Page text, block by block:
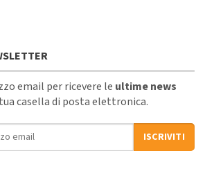
email per ricevere le ultime news
casella di posta elettronica.
ISCRIVITI